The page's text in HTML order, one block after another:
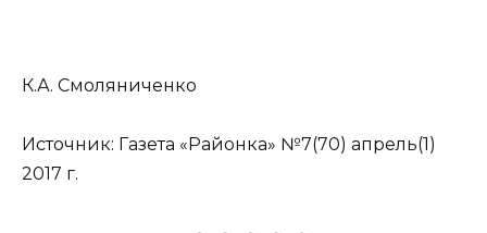
К.А. Смоляниченко
Источник: Газета «Районка» №7(70) апрель(1)
2017 г.